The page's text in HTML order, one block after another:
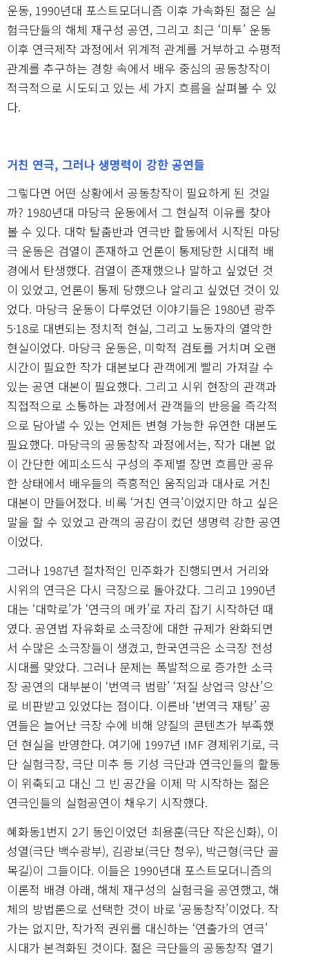
운동, 1990년대 포스트모더니즘 이후 가속화된 젊은 실
험극단들의 해체 재구성 공연, 그리고 최근 ‘미투’ 운동
이후 연극제작 과정에서 위계적 관계를 거부하고 수평적
관계를 추구하는 경향 속에서 배우 중심의 공동창작이
적극적으로 시도되고 있는 세 가지 흐름을 살펴볼 수 있
다.
거친 연극, 그러나 생명력이 강한 공연들
그렇다면 어떤 상황에서 공동창작이 필요하게 된 것일
까? 1980년대 마당극 운동에서 그 현실적 이유를 찾아
볼 수 있다. 대학 탈춤반과 연극반 활동에서 시작된 마당
극 운동은 검열이 존재하고 언론이 통제당한 시대적 배
경에서 탄생했다. 검열이 존재했으나 말하고 싶었던 것
이 있었고, 언론이 통제 당했으나 알리고 싶었던 것이 있
었다. 마당극 운동이 다루었던 이야기들은 1980년 광주
5·18로 대변되는 정치적 현실, 그리고 노동자의 열악한
현실이었다. 마당극 운동은, 미학적 검토를 거치며 오랜
시간이 필요한 작가 대본보다 관객에게 빨리 가져갈 수
있는 공연 대본이 필요했다. 그리고 시위 현장의 관객과
직접적으로 소통하는 과정에서 관객들의 반응을 즉각적
으로 담아낼 수 있는 언제든 변형 가능한 유연한 대본도
필요했다. 마당극의 공동창작 과정에서는, 작가 대본 없
이 간단한 에피소드식 구성의 주제별 장면 흐름만 공유
한 상태에서 배우들의 즉흥적인 움직임과 대사로 거친
대본이 만들어졌다. 비록 ‘거친 연극’이었지만 하고 싶은
말을 할 수 있었고 관객의 공감이 컸던 생명력 강한 공연
이었다.
그러나 1987년 절차적인 민주화가 진행되면서 거리와
시위의 연극은 다시 극장으로 돌아갔다. 그리고 1990년
대는 ‘대학로’가 ‘연극의 메카’로 자리 잡기 시작하던 때
였다. 공연법 자유화로 소극장에 대한 규제가 완화되면
서 수많은 소극장들이 생겼고, 한국연극은 소극장 전성
시대를 맞았다. 그러나 문제는 폭발적으로 증가한 소극
장 공연의 대부분이 ‘번역극 범람’ ‘저질 상업극 양산’으
로 비판받고 있었다는 점이다. 이른바 ‘번역극 재탕’ 공
연들은 늘어난 극장 수에 비해 양질의 콘텐츠가 부족했
던 현실을 반영한다. 여기에 1997년 IMF 경제위기로, 극
단 실험극장, 극단 미추 등 기성 극단과 연극인들의 활동
이 위축되고 대신 그 빈 공간을 이제 막 시작하는 젊은
연극인들의 실험공연이 채우기 시작했다.
혜화동1번지 2기 동인이었던 최용훈(극단 작은신화), 이
성열(극단 백수광부), 김광보(극단 청우), 박근형(극단 골
목길)이 그들이다. 이들은 1990년대 포스트모더니즘의
이론적 배경 아래, 해체 재구성의 실험극을 공연했고, 해
체의 방법론으로 선택한 것이 바로 ‘공동창작’이었다. 작
가는 없지만, 작가적 권위를 대신하는 ‘연출가의 연극’
시대가 본격화된 것이다. 젊은 극단들의 공동창작 열기